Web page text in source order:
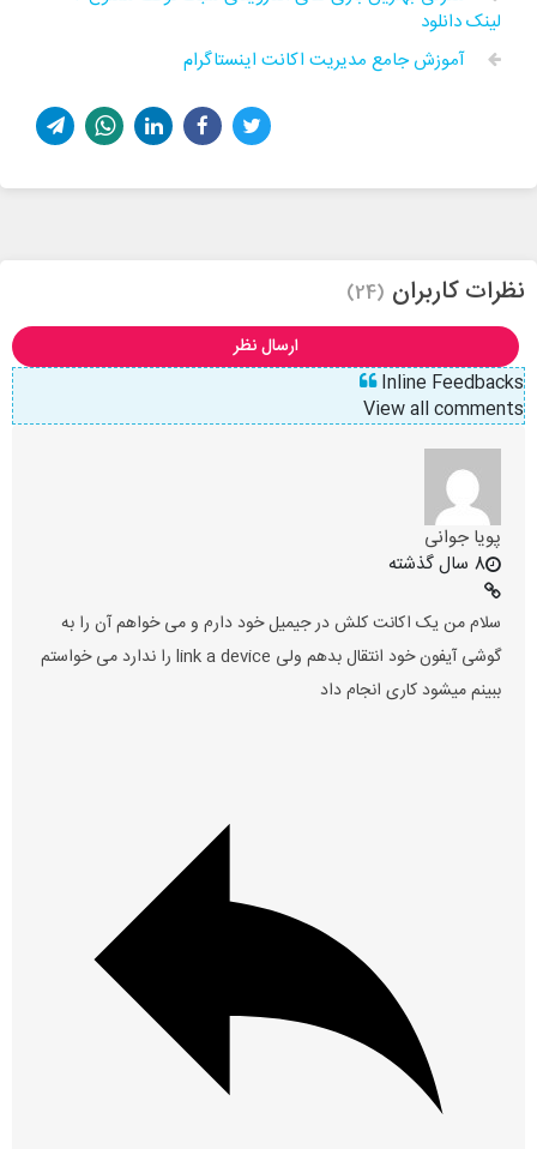
لینک دانلود
آموزش جامع مدیریت اکانت اینستاگرام
نظرات کاربران (24)
ارسال نظر
Inline Feedbacks
View all comments
پویا جوانی
8 سال گذشته
سلام من یک اکانت کلش در جیمیل خود دارم و می خواهم آن را به
گوشی آیفون خود انتقال بدهم ولی link a device را ندارد می خواستم
ببینم میشود کاری انجام داد